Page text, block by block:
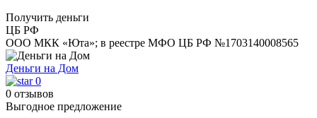
Получить деньги
ЦБ РФ
ООО МКК «Юта»; в реестре МФО ЦБ РФ №1703140008565
Деньги на Дом
0
0 отзывов
Выгодное предложение